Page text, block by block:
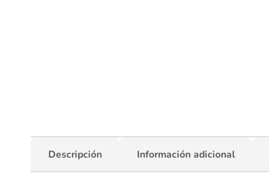
Descripción Información adicional